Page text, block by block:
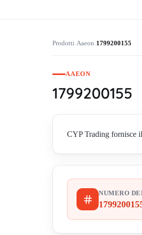
Prodotti›Aaeon›1799200155
AAEON
1799200155
CYP Trading fornisce
NUMERO